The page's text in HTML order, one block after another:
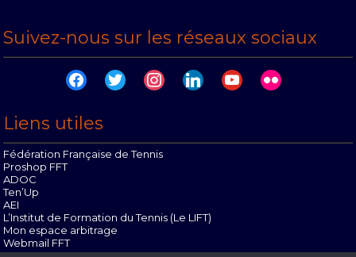
Suivez-nous sur les réseaux sociaux
facebooktwitter instagramlinkedinyoutubeflickr
Liens utiles
Fédération Française de Tennis
Proshop FFT
ADOC
Ten’Up
AEI
L’Institut de Formation du Tennis (Le LIFT)
Mon espace arbitrage
Webmail FFT